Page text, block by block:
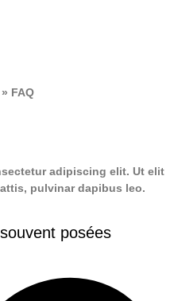
» FAQ
adipiscing elit. Ut elit
pulvinar dapibus leo.
posées